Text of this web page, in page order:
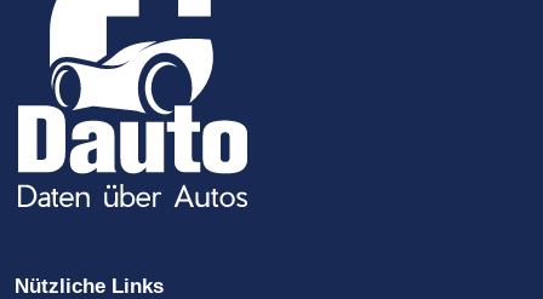
Nützliche Links